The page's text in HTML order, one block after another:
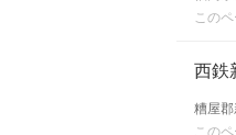
この
西鉄
糟屋
この